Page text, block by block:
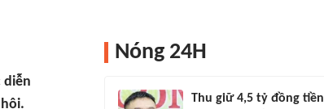
diễn
Nóng 24H
Thu giữ 4,5 tỷ đồng tiền